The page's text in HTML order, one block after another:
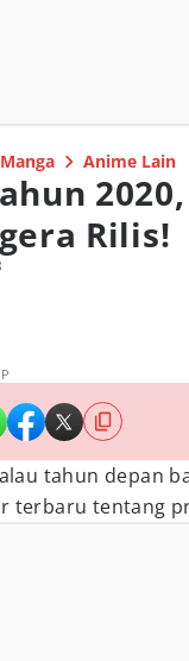
Anime Lain
Rilis!
tahun depan
terbaru tentang